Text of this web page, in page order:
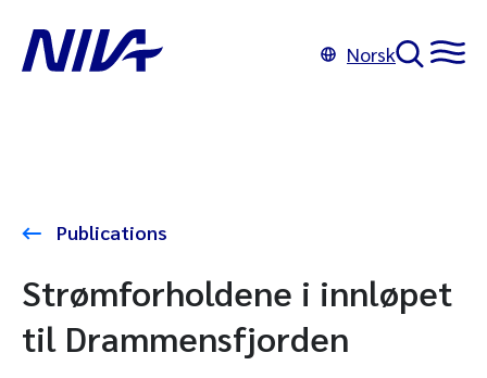
Norsk
Publications
Strømforholdene i innløpet
til Drammensfjorden